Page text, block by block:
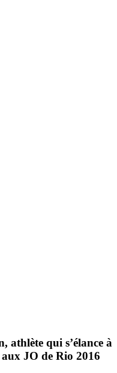
athlète qui s’élance à
JO de Rio 2016